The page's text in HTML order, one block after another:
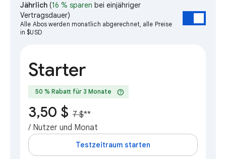
Jährlich (16 % sparen bei einjähriger
Vertragsdauer)
Alle Abos werden monatlich abgerechnet, alle Preise
in $USD
Starter
50 % Rabatt für 3 Monate help
3,50 $ 7 $**
/ Nutzer und Monat
Testzeitraum starten